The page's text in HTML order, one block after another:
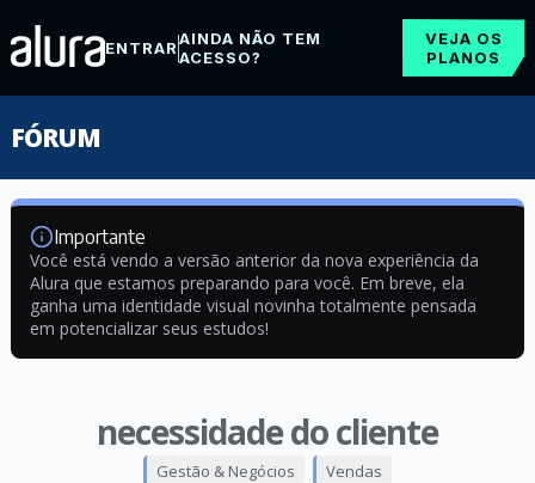
ENTRARAINDA NÃO TEM
ACESSO?
VEJA OS
PLANOS
FÓRUM
Importante
Você está vendo a versão anterior da nova experiência da
Alura que estamos preparando para você. Em breve, ela
ganha uma identidade visual novinha totalmente pensada
em potencializar seus estudos!
necessidade do cliente
Gestão & Negócios Vendas